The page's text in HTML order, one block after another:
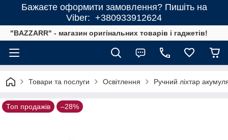
Бажаєте оформити замовлення? Пишіть на
Viber: +380933912624
"BAZZARR" - магазин оригінальних товарів і гаджетів!
Товари та послуги Освітлення Ручний ліхтар
Топ продажів –28%